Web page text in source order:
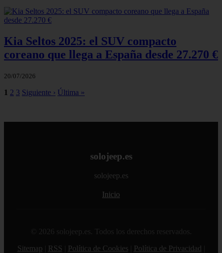
Kia Seltos 2025: el SUV compacto
coreano que llega a España desde 27.270 €
20/07/2026
1 2 3 Siguiente › Última »
solojeep.es
solojeep.es
Inicio
© 2026 solojeep.es. Todos los derechos reservados.
Sitemap
RSS Política de Cookies Política de Privacidad